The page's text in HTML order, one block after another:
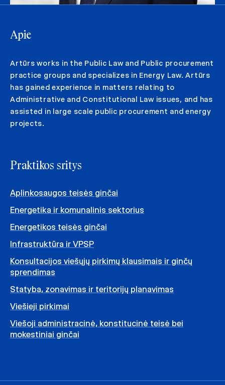
Apie
Artūrs works in the Public Law and Public procurement
practice groups and specializes in Energy Law. Artūrs
has gained experience in matters relating to
Administrative and Constitutional Law issues, and has
assisted in large scale public procurement and energy
projects.
Praktikos sritys
Aplinkosaugos teisės ginčai
Energetika ir komunalinis sektorius
Energetikos teisės ginčai
Infrastruktūra ir VPSP
Konsultacijos viešųjų pirkimų klausimais ir ginčų
sprendimas
Statyba, zonavimas ir teritorijų planavimas
Viešieji pirkimai
Viešoji administracinė, konstitucinė teisė bei
mokestiniai ginčai